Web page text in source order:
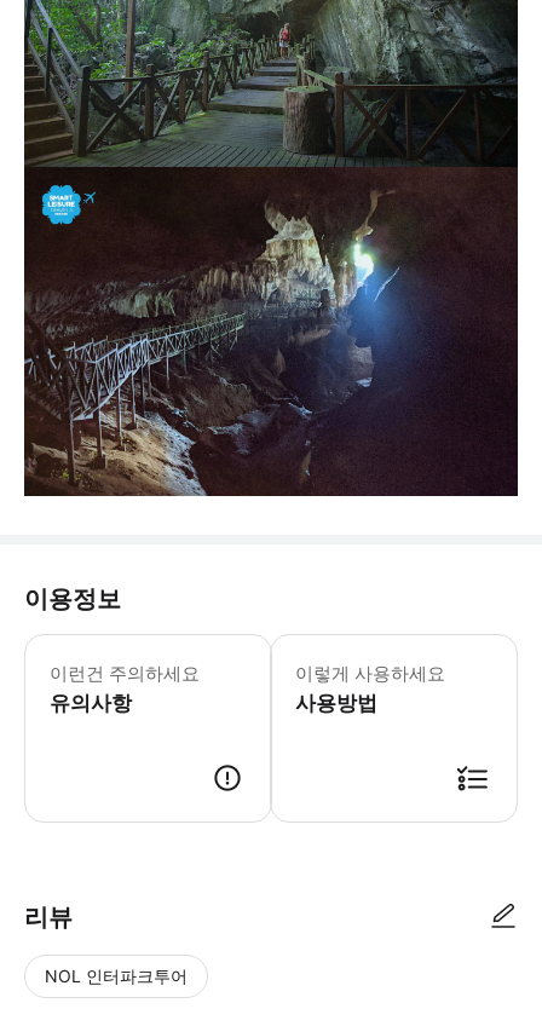
이용정보
이런건 주의하세요
유의사항
이렇게 사용하세요
사용방법
리뷰
NOL 인터파크투어